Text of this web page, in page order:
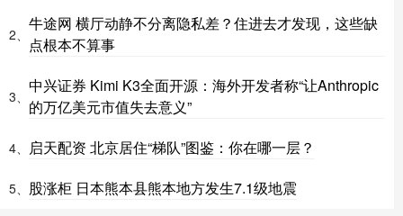
2、
牛途网 横厅动静不分离隐私差？住进去才发现，这些缺
点根本不算事
3、
中兴证券 Kimi K3全面开源：海外开发者称“让Anthropic
的万亿美元市值失去意义”
4、 启天配资 北京居住“梯队”图鉴：你在哪一层？
5、 股涨柜 日本熊本县熊本地方发生7.1级地震